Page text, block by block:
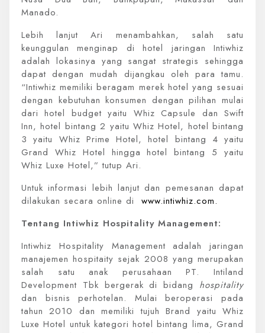
Manado.
Lebih lanjut Ari menambahkan, salah satu
keunggulan menginap di hotel jaringan Intiwhiz
adalah lokasinya yang sangat strategis sehingga
dapat dengan mudah dijangkau oleh para tamu.
“Intiwhiz memiliki beragam merek hotel yang sesuai
dengan kebutuhan konsumen dengan pilihan mulai
dari hotel budget yaitu Whiz Capsule dan Swift
Inn, hotel bintang 2 yaitu Whiz Hotel, hotel bintang
3 yaitu Whiz Prime Hotel, hotel bintang 4 yaitu
Grand Whiz Hotel hingga hotel bintang 5 yaitu
Whiz Luxe Hotel,” tutup Ari.
Untuk informasi lebih lanjut dan pemesanan dapat
dilakukan secara online di www.intiwhiz.com.
Tentang Intiwhiz Hospitality Management:
Intiwhiz Hospitality Management adalah jaringan
manajemen hospitaity sejak 2008 yang merupakan
salah satu anak perusahaan PT. Intiland
Development Tbk bergerak di bidang hospitality
dan bisnis perhotelan. Mulai beroperasi pada
tahun 2010 dan memiliki tujuh Brand yaitu Whiz
Luxe Hotel untuk kategori hotel bintang lima, Grand